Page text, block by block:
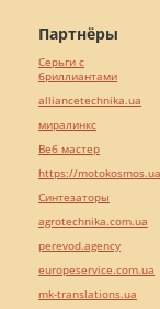
Партнёры
Серьги с
бриллиантами
alliancetechnika.ua
миралинкс
Веб мастер
https://
Синтезаторы
agrotechnika.com.ua
perevod.agency
europeservice.com.ua
mk-translations.ua